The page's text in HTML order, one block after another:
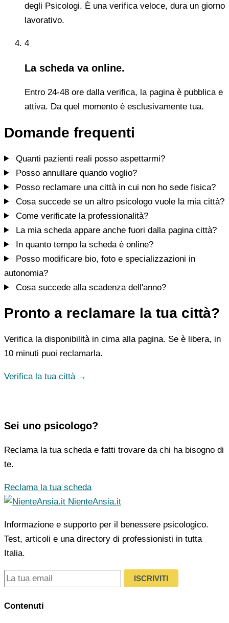
degli Psicologi. È una verifica veloce, dura un giorno
lavorativo.
4
La scheda va online.
Entro 24-48 ore dalla verifica, la pagina è pubblica e
attiva. Da quel momento è esclusivamente tua.
Domande frequenti
Quanti pazienti reali posso aspettarmi?
Posso annullare quando voglio?
Posso reclamare una città in cui non ho sede fisica?
Cosa succede se un altro psicologo vuole la mia città?
Come verificate la professionalità?
La mia scheda appare anche fuori dalla pagina città?
In quanto tempo la scheda è online?
Posso modificare bio, foto e specializzazioni in
autonomia?
Cosa succede alla scadenza dell'anno?
Pronto a reclamare la tua città?
Verifica la disponibilità in cima alla pagina. Se è libera, in
10 minuti puoi reclamarla.
Verifica la tua città →
Sei uno psicologo?
Reclama la tua scheda e fatti trovare da chi ha bisogno di
te.
Reclama la tua scheda
NienteAnsia.it
Informazione e supporto per il benessere psicologico.
Test, articoli e una directory di professionisti in tutta
Italia.
ISCRIVITI
Contenuti